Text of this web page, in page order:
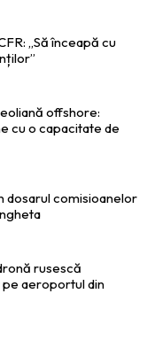
„Să înceapă cu
offshore:
cu o capacitate de
dosarul comisioanelor
rusescă
aeroportul din